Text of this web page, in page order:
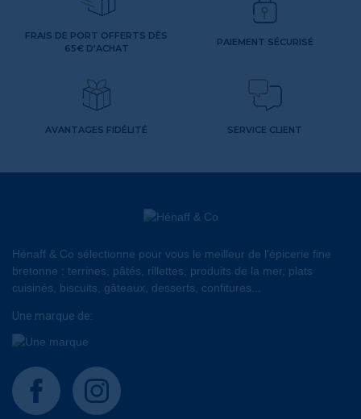
FRAIS DE PORT OFFERTS DÈS
65€ D'ACHAT
PAIEMENT SÉCURISÉ
AVANTAGES FIDÉLITÉ SERVICE CLIENT
Hénaff & Co sélectionne pour vous le meilleur de l'épicerie fine
bretonne : terrines, pâtés, rillettes, produits de la mer, plats
cuisinés, biscuits, gâteaux, desserts, confitures...
Une marque de:
facebook instagram